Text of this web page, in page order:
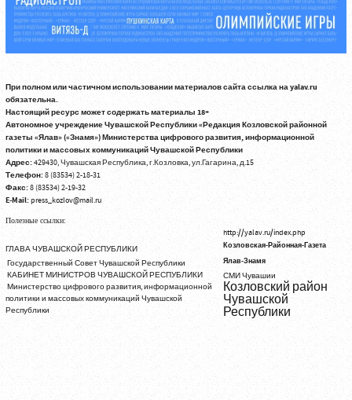
При полном или частичном использовании материалов сайта ссылка на yalav.ru
обязательна.
Настоящий ресурс может содержать материалы 18+
Автономное учреждение Чувашской Республики «Редакция Козловской районной
газеты «Ялав» («Знамя») Министерства цифрового развития, информационной
политики и массовых коммуникаций Чувашской Республики
Адрес:429430, Чувашская Республика, г.Козловка, ул.Гагарина, д.15
Телефон:8 (83534) 2-18-31
Факс:8 (83534) 2-19-32
E-Mail:press_kozlov@mail.ru
Полезные ссылки:
ГЛАВА ЧУВАШСКОЙ РЕСПУБЛИКИ
Государственный Совет Чувашской Республики
КАБИНЕТ МИНИСТРОВ ЧУВАШСКОЙ РЕСПУБЛИКИ
Министерство цифрового развития, информационной
политики и массовых коммуникаций Чувашской
Республики
http://yalav.ru/index.php
Козловская-Районная-Газета
Ялав-Знамя
СМИ Чувашии
Козловский район
Чувашской
Республики